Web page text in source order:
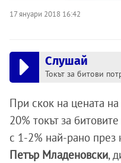
17 януари 2018 16:42
Слушай
При скок на цената
20% токът за
с 1-2% най-рано през
Петър Младеновски,